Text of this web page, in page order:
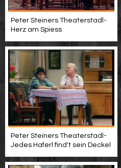
Peter Steiners Theaterstadl-
Herz am Spiess
Peter Steiners Theaterstadl-
Jedes Haferl find't sein Deckel